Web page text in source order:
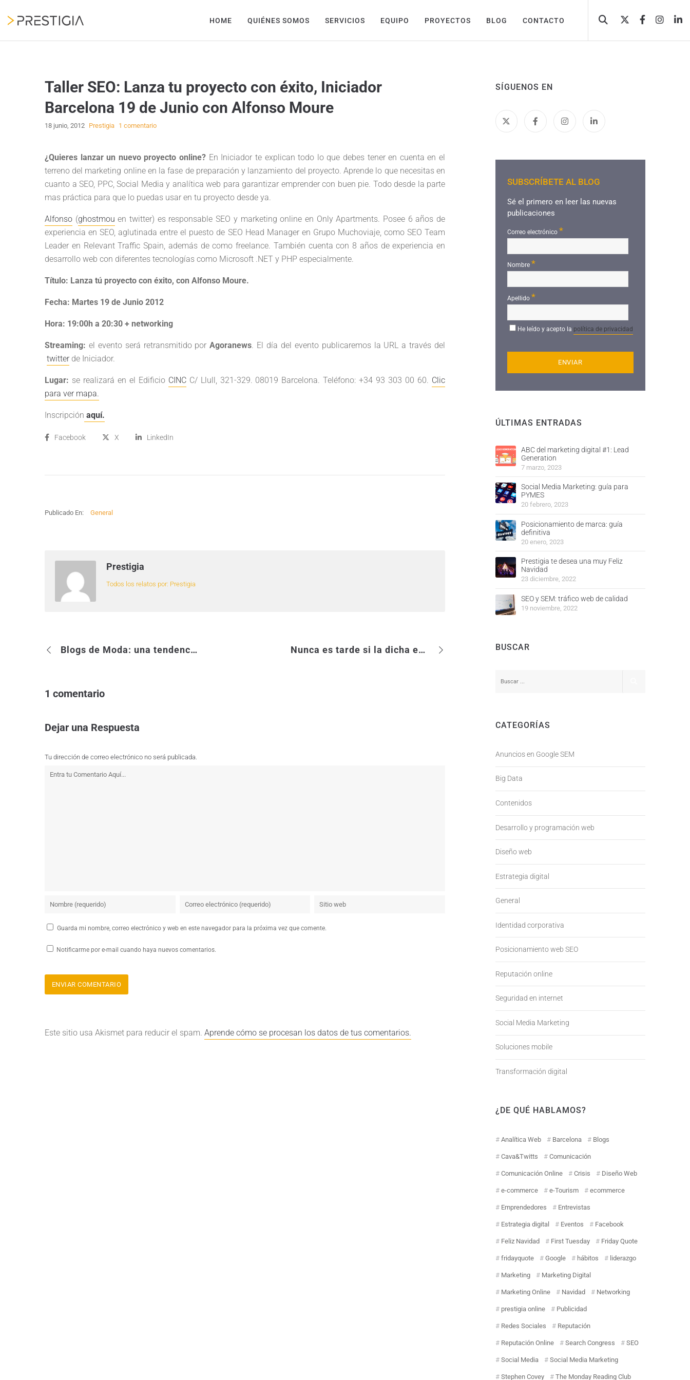
HOME QUIÉNES SOMOS SERVICIOS EQUIPO PROYECTOS BLOG CONTACTO
Taller SEO: Lanza tu proyecto con éxito, Iniciador
Barcelona 19 de Junio con Alfonso Moure
18 junio, 2012 Prestigia 1 comentario
¿Quieres lanzar un nuevo proyecto online? En Iniciador te explican todo lo que debes tener en cuenta en el
terreno del marketing online en la fase de preparación y lanzamiento del proyecto. Aprende lo que necesitas en
cuanto a SEO, PPC, Social Media y analítica web para garantizar emprender con buen pie. Todo desde la parte
mas práctica para que lo puedas usar en tu proyecto desde ya.
Alfonso (ghostmou en twitter) es responsable SEO y marketing online en Only Apartments. Posee 6 años de
experiencia en SEO, aglutinada entre el puesto de SEO Head Manager en Grupo Muchoviaje, como SEO Team
Leader en Relevant Traffic Spain, además de como freelance. También cuenta con 8 años de experiencia en
desarrollo web con diferentes tecnologías como Microsoft .NET y PHP especialmente.
Título: Lanza tú proyecto con éxito, con Alfonso Moure.
Fecha: Martes 19 de Junio 2012
Hora: 19:00h a 20:30 + networking
Streaming: el evento será retransmitido porAgoranews. El día del evento publicaremos la URL a través del
twitterde Iniciador.
Lugar: se realizará en el Edificio CINCC/ Llull, 321-329. 08019 Barcelona. Teléfono: +34 93 303 00 60. Clic
para ver mapa.
Inscripción aquí.
Facebook X LinkedIn
Publicado En: General
Prestigia
Todos los relatos por: Prestigia
Blogs de Moda: una tendencia al alza Nunca es tarde si la dicha es buena: Webcongress Barcelona 2012
1 comentario
Dejar una Respuesta
Tu dirección de correo electrónico no será publicada.
Guarda mi nombre, correo electrónico y web en este navegador para la próxima vez que comente.
Notificarme por e-mail cuando haya nuevos comentarios.
Este sitio usa Akismet para reducir el spam. Aprende cómo se procesan los datos de tus comentarios.
SÍGUENOS EN
SUBSCRÍBETE AL BLOG
Sé el primero en leer las nuevas
publicaciones
Correo electrónico *
Nombre *
Apellido *
He leído y acepto la política de privacidad
ÚLTIMAS ENTRADAS
ABC del marketing digital #1: Lead
Generation
7 marzo, 2023
Social Media Marketing: guía para
PYMES
20 febrero, 2023
Posicionamiento de marca: guía
definitiva
20 enero, 2023
Prestigia te desea una muy Feliz
Navidad
23 diciembre, 2022
SEO y SEM: tráfico web de calidad
19 noviembre, 2022
BUSCAR
CATEGORÍAS
Anuncios en Google SEM
Big Data
Contenidos
Desarrollo y programación web
Diseño web
Estrategia digital
General
Identidad corporativa
Posicionamiento web SEO
Reputación online
Seguridad en internet
Social Media Marketing
Soluciones mobile
Transformación digital
¿DE QUÉ HABLAMOS?
Analítica Web Barcelona Blogs
Cava&Twitts Comunicación
Comunicación Online Crisis Diseño Web
e-commerce e-Tourism ecommerce
Emprendedores Entrevistas
Estrategia digital Eventos Facebook
Feliz Navidad First Tuesday Friday Quote
fridayquote Google hábitos liderazgo
Marketing Marketing Digital
Marketing Online Navidad Networking
prestigia online Publicidad
Redes Sociales Reputación
Reputación Online Search Congress SEO
Social Media Social Media Marketing
Stephen Covey The Monday Reading Club